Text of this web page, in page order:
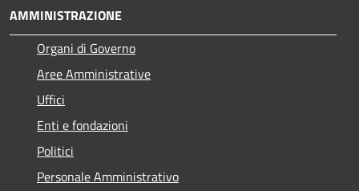
AMMINISTRAZIONE
Organi di Governo
Aree Amministrative
Uffici
Enti e fondazioni
Politici
Personale Amministrativo